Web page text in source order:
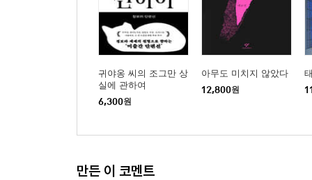
귀야옹 씨의 조그만 상
실에 관하여
6,300원
아무도 미치지 않았다
12,800원
만든 이 코멘트